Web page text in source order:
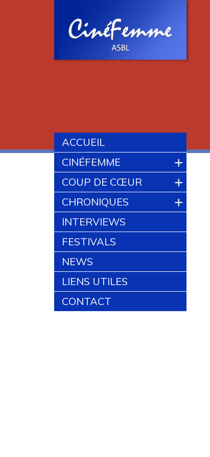
ACCUEIL
CINÉFEMME
+
COUP DE CŒUR +
CHRONIQUES +
INTERVIEWS
FESTIVALS
NEWS
LIENS UTILES
CONTACT